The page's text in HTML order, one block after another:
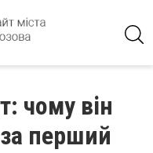
чому він
перший